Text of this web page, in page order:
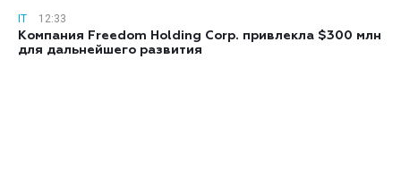
IT
12:33
Компания Freedom Holding Corp. привлекла $300 млн
для дальнейшего развития